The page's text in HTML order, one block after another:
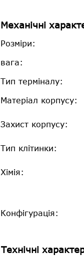
Механічні
Розміри:
вага:
Тип терміналу:
Матеріал корпусу:
Захист корпусу:
Тип клітинки:
Хімія:
Конфігурація:
Технічні